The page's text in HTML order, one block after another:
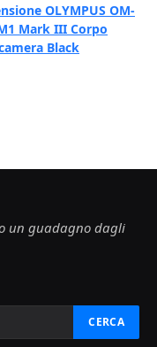
OLYMPUS OM-
Mark III Corpo
Black
un guadagno dagli